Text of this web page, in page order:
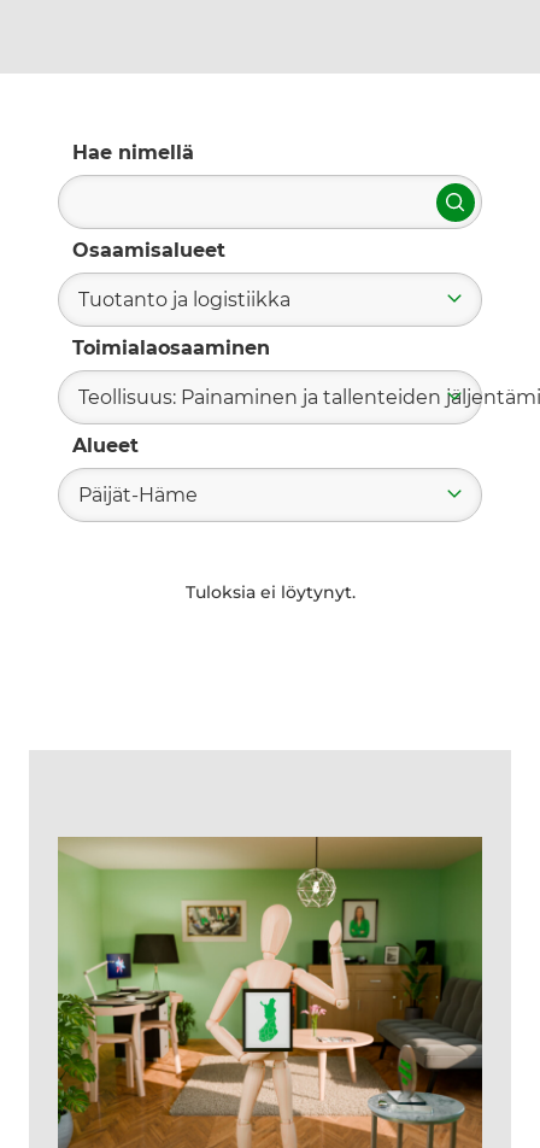
Hae nimellä
Hae
Osaamisalueet
Tuotanto ja logistiikka
Toimialaosaaminen
Teollisuus: Painaminen ja tallenteiden
Alueet
Päijät-Häme
Tuloksia ei löytynyt.